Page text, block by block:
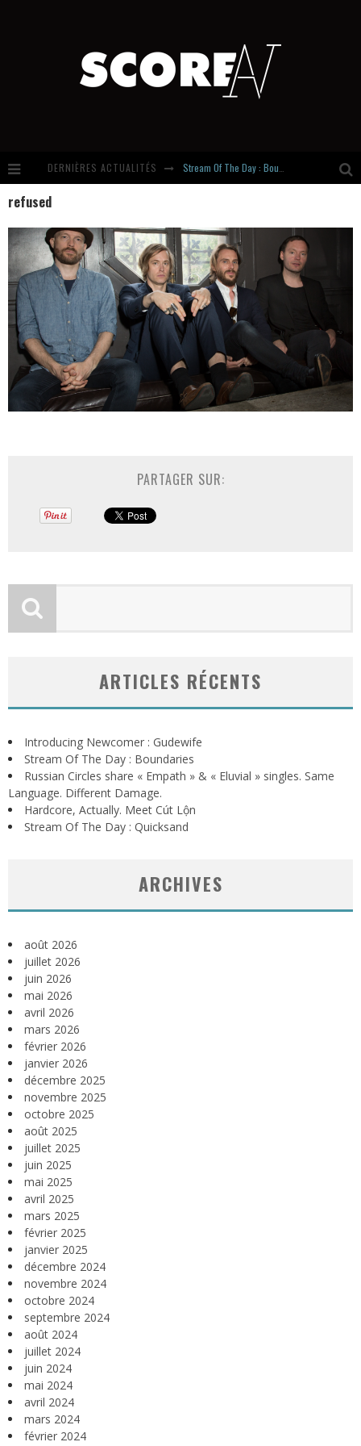
DERNIÈRES ACTUALITÉS
Hardcore, Actually. Meet Cút Lộn
Introducing Newcomer : Gudewife
refused
PARTAGER SUR:
ARTICLES RÉCENTS
Introducing Newcomer : Gudewife
Stream Of The Day : Boundaries
Russian Circles share « Empath » & « Eluvial » singles. Same
Language. Different Damage.
Hardcore, Actually. Meet Cút Lộn
Stream Of The Day : Quicksand
ARCHIVES
août 2026
juillet 2026
juin 2026
mai 2026
avril 2026
mars 2026
février 2026
janvier 2026
décembre 2025
novembre 2025
octobre 2025
août 2025
juillet 2025
juin 2025
mai 2025
avril 2025
mars 2025
février 2025
janvier 2025
décembre 2024
novembre 2024
octobre 2024
septembre 2024
août 2024
juillet 2024
juin 2024
mai 2024
avril 2024
mars 2024
février 2024